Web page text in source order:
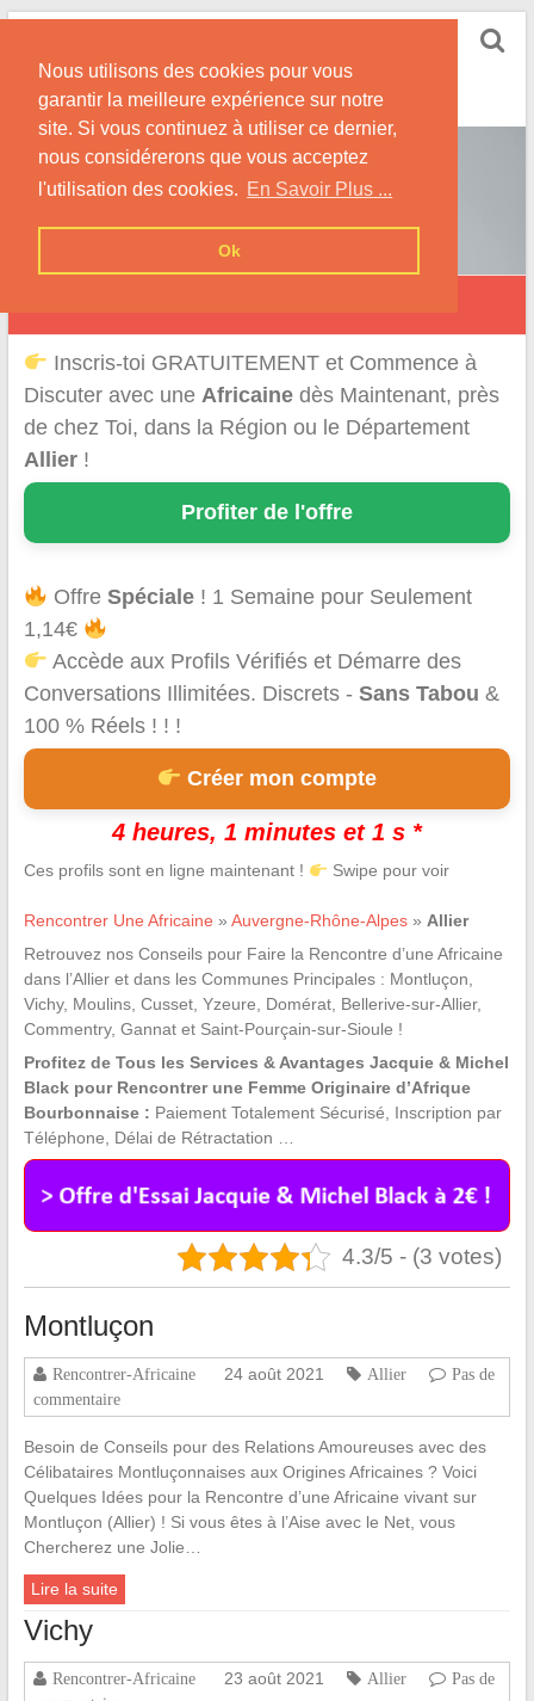
Nous utilisons des cookies pour vous
garantir la meilleure expérience sur notre
site. Si vous continuez à utiliser ce dernier,
nous considérerons que vous acceptez
l'utilisation des cookies. En Savoir Plus ...
Ok
Skip
content
Conseils et Infos pour la Rencontre d'une Belle
Africaine !
Inscris-toi GRATUITEMENT et Commence à
Discuter avec une Africainedès Maintenant, près
de chez Toi, dans la Région ou le Département
Allier!
Profiter de l'offre
OffreSpéciale ! 1 Semaine pour Seulement
1,14€
Accède aux Profils Vérifiés et Démarre des
Conversations Illimitées. Discrets - Sans Tabou &
100 % Réels ! ! !
Créer mon compte
4 heures, 1 minutes et 0 s *
Ces profils sont en ligne maintenant ! Swipe pour voir
Rencontrer Une Africaine » Auvergne-Rhône-Alpes» Allier
Retrouvez nos Conseils pour Faire la Rencontre d’une Africaine
dans l’Allier et dans les Communes Principales : Montluçon,
Vichy, Moulins, Cusset, Yzeure, Domérat, Bellerive-sur-Allier,
Commentry, Gannat et Saint-Pourçain-sur-Sioule !
Profitez de Tous les Services & Avantages Jacquie & Michel
Black pour Rencontrer une Femme Originaire d’Afrique
Bourbonnaise : Paiement Totalement Sécurisé, Inscription par
Téléphone, Délai de Rétractation …
4.3/5 - (3 votes)
Montluçon
Rencontrer-Africaine 24 août 2021 Allier
Pas de
commentaire
Besoin de Conseils pour des Relations Amoureuses avec des
Célibataires Montluçonnaises aux Origines Africaines ? Voici
Quelques Idées pour la Rencontre d’une Africaine vivant sur
Montluçon (Allier) ! Si vous êtes à l’Aise avec le Net, vous
Chercherez une Jolie…
Lire la suite
Vichy
Rencontrer-Africaine 23 août 2021 Allier
Pas de